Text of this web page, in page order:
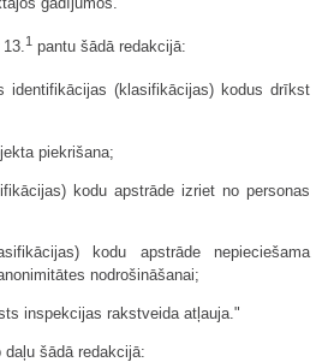
1 pantu šādā redakcijā:
identifikācijas (klasifikācijas) kodus drīkst
piekrišana;
kodu apstrāde izriet no personas
kodu apstrāde nepieciešama
nodrošināšanai;
inspekcijas rakstveida atļauja."
šādā redakcijā: